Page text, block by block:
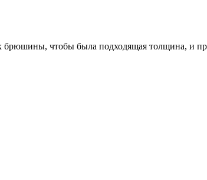
чтобы была подходящая толщина, и